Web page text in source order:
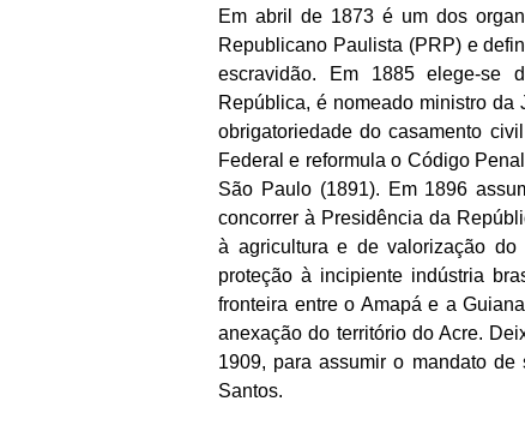
Em abril de 1873 é um dos
Republicano Paulista (PRP) e
escravidão. Em 1885 elege-se
República, é nomeado ministro
obrigatoriedade do casamento
Federal e reformula o Código
São Paulo (1891). Em 1896
concorrer à Presidência da
à agricultura e de valorização
proteção à incipiente indústria
fronteira entre o Amapá e a
anexação do território do Acre.
1909, para assumir o mandato
Santos.